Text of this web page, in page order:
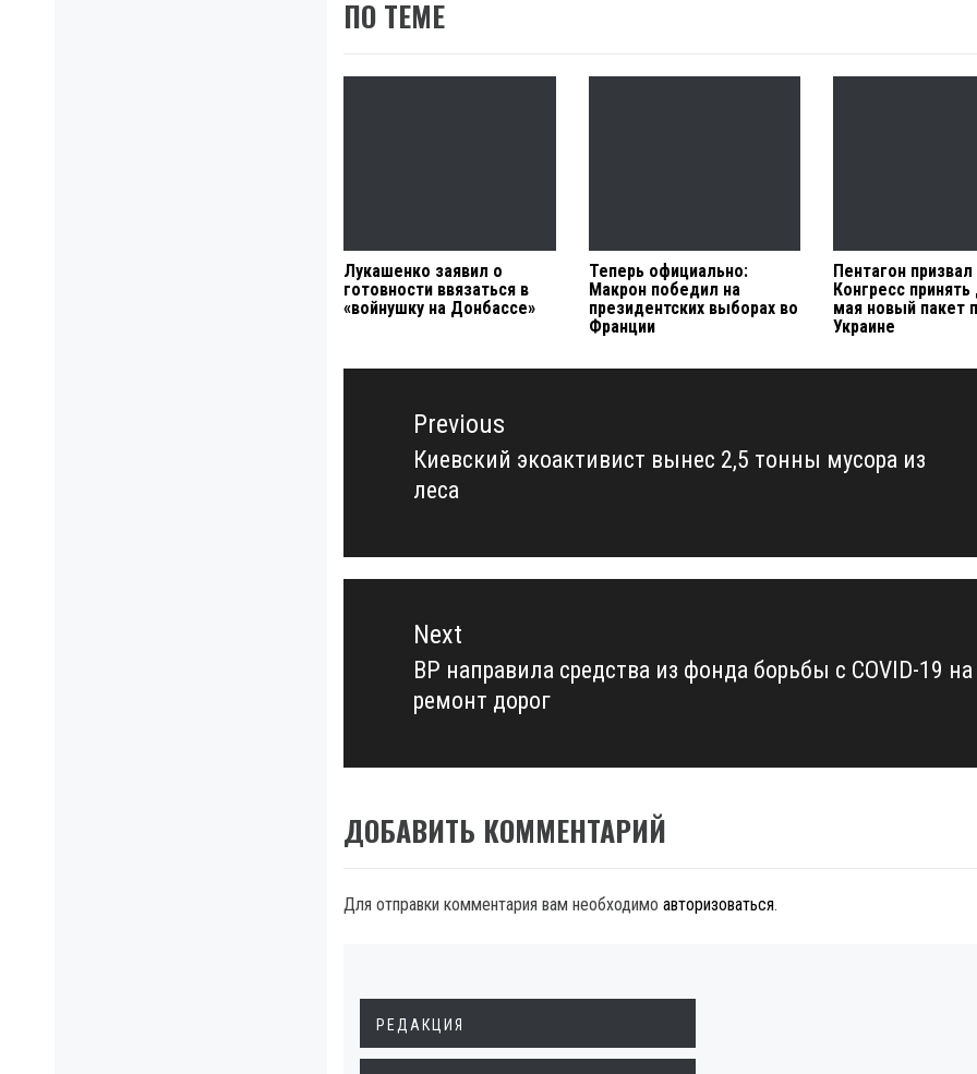
ПО ТЕМЕ
Лукашенко заявил о
готовности ввязаться в
«войнушку на Донбассе»
Теперь официально:
Макрон победил на
президентских выборах во
Франции
Пентагон призвал
Конгресс принять
мая новый пакет
Украине
Навигация
записямPrevious
Previous
post:
Киевский экоактивист вынес 2,5 тонны мусора из
леса
Next
Next
post:
ВР направила средства из фонда борьбы с COVID-19 на
ремонт дорог
ДОБАВИТЬ КОММЕНТАРИЙ
Для отправки комментария вам необходимо авторизоваться.
РЕДАКЦИЯ